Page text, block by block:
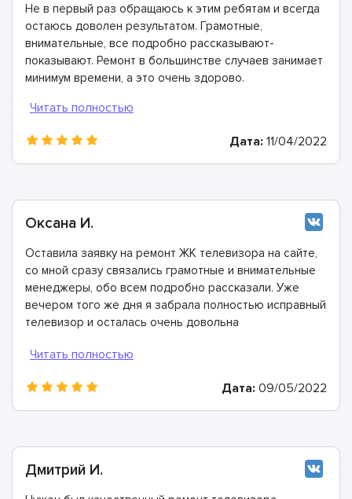
Не в первый раз обращаюсь к этим ребятам и всегда
остаюсь доволен результатом. Грамотные,
внимательные, все подробно рассказывают-
показывают. Ремонт в большинстве случаев занимает
минимум времени, а это очень здорово.
Дата: 11/04/2022
Оксана И.
Оставила заявку на ремонт ЖК телевизора на сайте,
со мной сразу связались грамотные и внимательные
менеджеры, обо всем подробно рассказали. Уже
вечером того же дня я забрала полностью исправный
телевизор и осталась очень довольна
Дата: 09/05/2022
Дмитрий И.